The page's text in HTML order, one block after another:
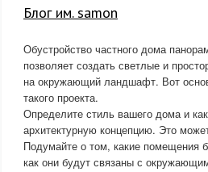
Блог им. samon
Обустройство частного дома
позволяет создать светлые и
на окружающий ландшафт. Вот
такого проекта.
Определите стиль вашего дома и
архитектурную концепцию. Это
Подумайте о том, какие помещения
как они будут связаны с